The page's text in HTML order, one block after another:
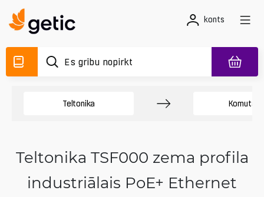
konts
Teltonika
Teltonika TSF000 zema profila
industriālais PoE+ Ethernet